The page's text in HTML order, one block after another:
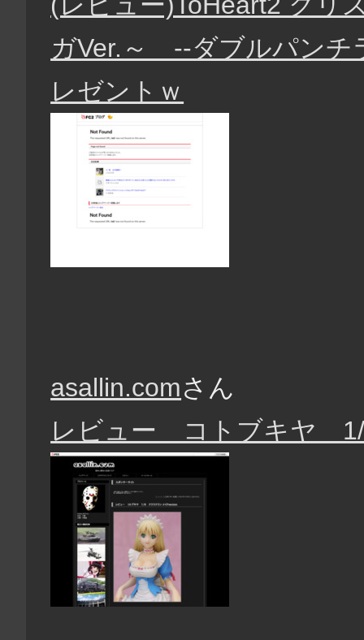
ガVer.～ --ダブルパンチ
レゼントｗ
asallin.comさん
レビュー コトブキヤ